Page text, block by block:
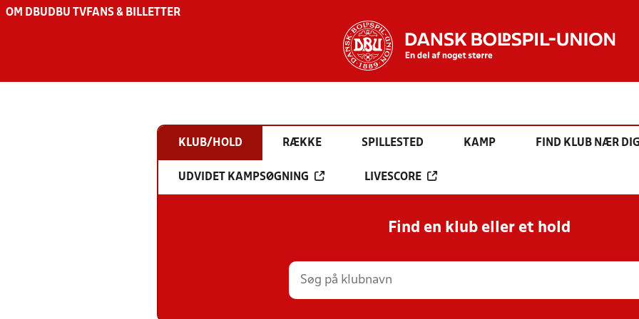
OM DBU DBU TV FANS & BILLETTER
KLUB/HOLD RÆKKE SPILLESTED KAMP FIND KLUB NÆR
UDVIDET KAMPSØGNING LIVESCORE
Find en klub eller et hold